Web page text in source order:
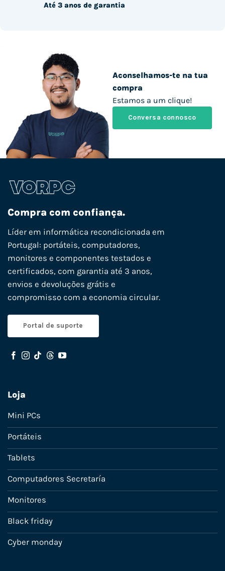
Aconselhamos-te na tua
compra
Estamos a um clique!
Conversa connosco
Até 3 anos de garantia
Compra com confiança.
Líder em informática recondicionada em
Portugal: portáteis, computadores,
monitores e componentes testados e
certificados, com garantia até 3 anos,
envios e devoluções grátis e
compromisso com a economia circular.
Portal de suporte
Loja
Mini PCs
Portáteis
Tablets
Computadores Secretaría
Monitores
Black friday
Cyber monday